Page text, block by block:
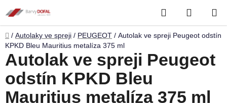
na
obsah
Hledat
KOŠÍK
Domů
/ Autolaky ve spreji / PEUGEOT / Autolak ve spreji Peugeot odstín
KPKD Bleu Mauritius metalíza 375 ml
Autolak ve spreji Peugeot
odstín KPKD Bleu
Mauritius metalíza 375 ml